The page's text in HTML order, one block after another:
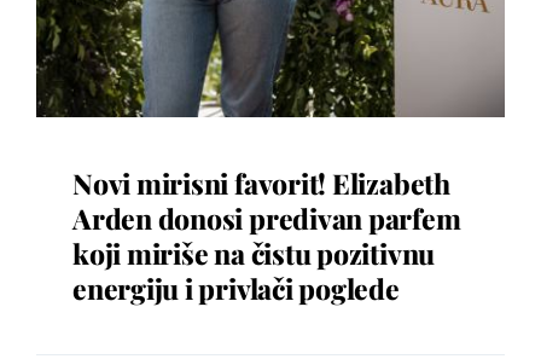
Novi mirisni favorit! Elizabeth
Arden donosi predivan parfem
koji miriše na čistu pozitivnu
energiju i privlači poglede